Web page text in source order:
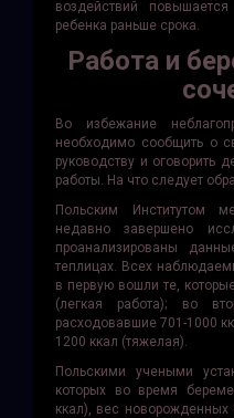
воздействий
ребенка раньше срока.
Работа и
Во избежание
необходимо сообщить о
руководству и оговорить
работы. На что следует
Польским Институтом
недавно завершено
проанализированы
теплицах. Всех
в первую вошли те,
(легкая работа); во
расходовавшие 701-1000
1200 ккал (тяжелая).
Польскими учеными
которых во время
ккал), вес